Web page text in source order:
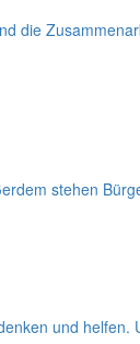
die
stehen
und helfen.